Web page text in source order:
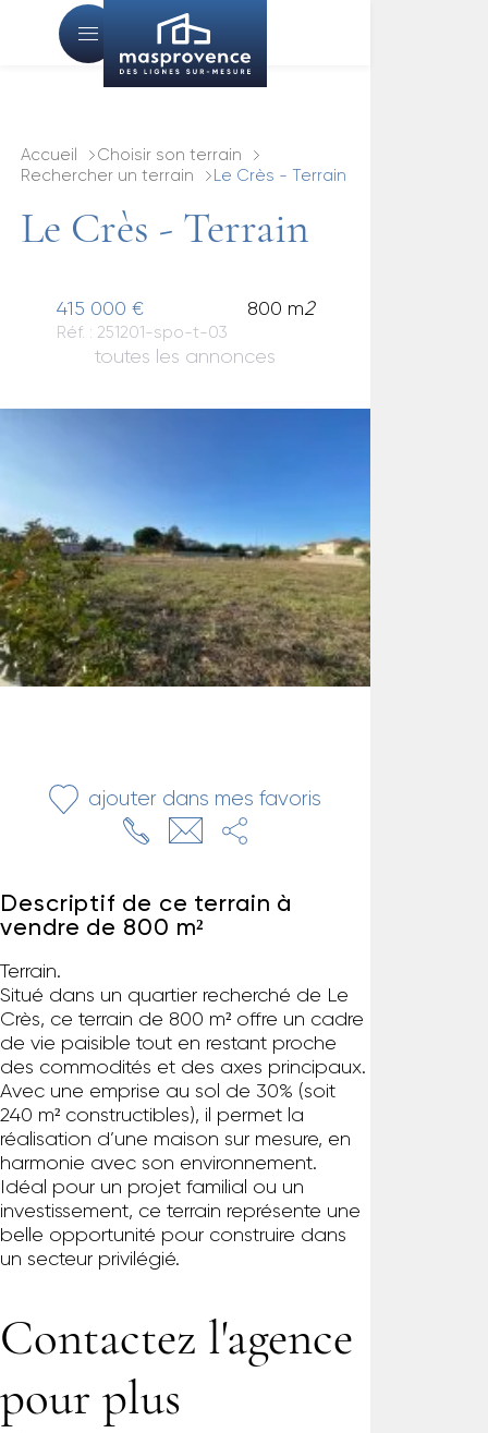
Accueil
Choisir son terrain
Rechercher un terrain
Le Crès - Terrain
Le Crès - Terrain
415 000 € 800 m2
Réf. : 251201-spo-t-03
toutes les annonces
ajouter dans mes favoris
Descriptif de ce terrain à
vendre de 800 m²
Terrain.
Situé dans un quartier recherché de Le
Crès, ce terrain de 800 m² offre un cadre
de vie paisible tout en restant proche
des commodités et des axes principaux.
Avec une emprise au sol de 30% (soit
240 m² constructibles), il permet la
réalisation d’une maison sur mesure, en
harmonie avec son environnement.
Idéal pour un projet familial ou un
investissement, ce terrain représente une
belle opportunité pour construire dans
un secteur privilégié.
Contactez l'agence
pour plus